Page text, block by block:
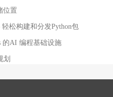
位置
轻松构建和分发Python包
的AI 编程基础设施
划